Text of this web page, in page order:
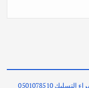
0501078510